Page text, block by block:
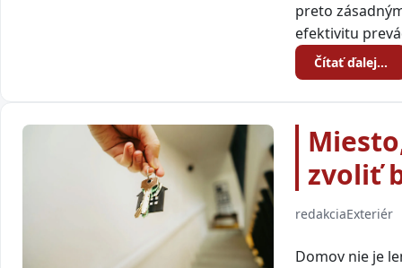
preto
efektivitu
Čítať ďalej…
zvoliť
redakciaExteriér
Domov nie je